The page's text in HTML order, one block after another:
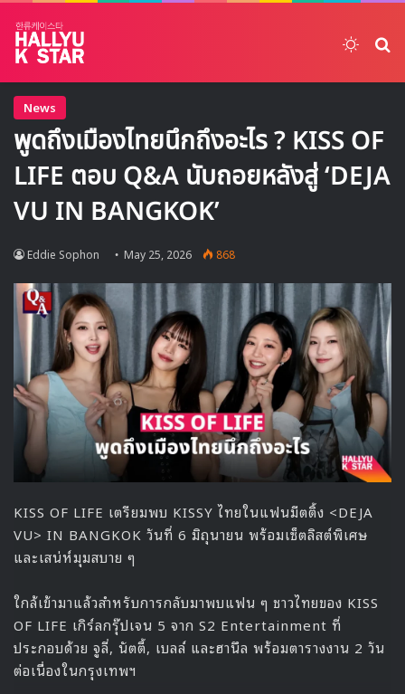
News
พูดถึงเมืองไทยนึกถึงอะไร ? KISS OF
LIFE ตอบ Q&A นับถอยหลังสู่ ‘DEJA
VU IN BANGKOK’
Eddie Sophon May 25, 2026 868
KISS OF LIFE เตรียมพบ KISSY ไทยในแฟนมีตติ้ง <DEJA
VU> IN BANGKOK วันที่ 6 มิถุนายน พร้อมเซ็ตลิสต์พิเศษ
และเสน่ห์มุมสบาย ๆ
ใกล้เข้ามาแล้วสำหรับการกลับมาพบแฟน ๆ ชาวไทยของ KISS
OF LIFE เกิร์ลกรุ๊ปเจน 5 จาก S2 Entertainment ที่
ประกอบด้วย จูลี่, นัตตี้, เบลล์ และฮานึล พร้อมตารางงาน 2 วัน
ต่อเนื่องในกรุงเทพฯ